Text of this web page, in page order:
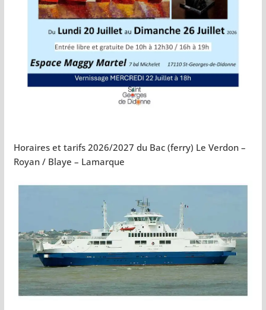
Horaires et tarifs 2026/2027 du Bac (ferry) Le Verdon –
Royan / Blaye – Lamarque